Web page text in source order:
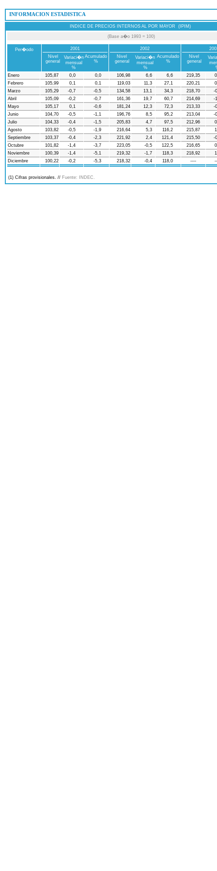
 INFORMACION ESTADISTICA
INDICE DE PRECIOS INTERNOS AL POR MAYOR (IPIM)
(Base a�o 1993 = 100)
Per�odo
2001
Nivel
general
Variaci�n
mensual
%
Acumulado
%
2002
Nivel
general
Variaci�n
mensual
%
Acumulado
%
Nivel
general
Enero
105,87 0,0 0,0 106,98 6,6 6,6 219,35
Febrero
105,99 0,1 0,1 119,03 11,3 27,1 220,21
Marzo
105,29 -0,7 -0,5 134,58 13,1 34,3 218,70
-
Abril
105,09 -0,2 -0,7 161,36 19,7 60,7 214,69
-
Mayo
105,17 0,1 -0,6 181,24 12,3 72,3 213,33
-
Junio
104,70 -0,5 -1,1 196,76 8,5 95,2 213,04
-
Julio
104,33 -0,4 -1,5 205,83 4,7 97,5 212,96
Agosto
103,82 -0,5 -1,9 216,64 5,3 116,2 215,87
Septiembre
103,37 -0,4 -2,3 221,92 2,4 121,4 215,50
-
Octubre
101,82 -1,4 -3,7 223,05 -0,5 122,5 216,65
Noviembre
100,39 -1,4 -5,1 219,32 -1,7 118,3 218,92
Diciembre
100,22 -0,2 -5,3 218,32 -0,4 118,0 ----
(1) Cifras provisionales. // Fuente: INDEC.